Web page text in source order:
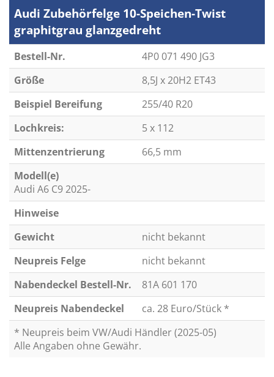
Audi Zubehörfelge 10-Speichen-Twist
graphitgrau glanzgedreht
Bestell-Nr.
4P0 071 490 JG3
Größe
8,5J x 20H2 ET43
Beispiel Bereifung
255/40 R20
Lochkreis:
5 x 112
Mittenzentrierung
66,5 mm
Modell(e)
Audi A6 C9 2025-
Hinweise
Gewicht
nicht bekannt
Neupreis Felge
nicht bekannt
Nabendeckel Bestell-Nr.
81A 601 170
Neupreis Nabendeckel
ca. 28 Euro/Stück *
* Neupreis beim VW/Audi Händler (2025-05)
Alle Angaben ohne Gewähr.